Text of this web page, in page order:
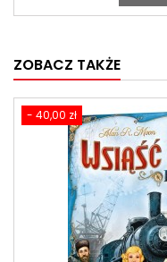
ZOBACZ TAKŻE
- 40,00 zł